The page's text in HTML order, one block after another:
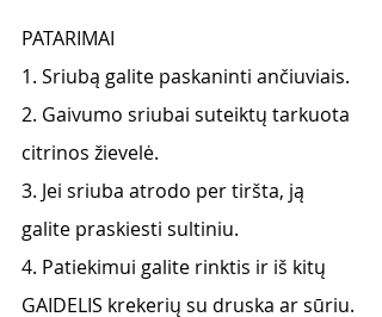
PATARIMAI
1. Sriubą galite paskaninti ančiuviais.
2. Gaivumo sriubai suteiktų tarkuota
citrinos žievelė.
3. Jei sriuba atrodo per tiršta, ją
galite praskiesti sultiniu.
4. Patiekimui galite rinktis ir iš kitų
GAIDELIS krekerių su druska ar sūriu.